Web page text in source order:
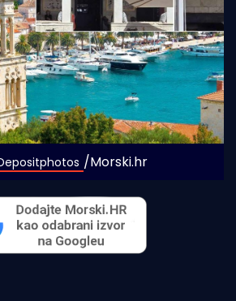
/Morski.hr